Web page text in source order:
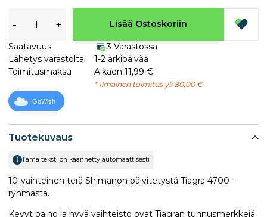
Tuotekuvaus
Tämä teksti on käännetty automaattisesti
10-vaihteinen terä Shimanon päivitetystä Tiagra 4700 -
ryhmästä.
Kevyt paino ja hyvä vaihteisto ovat Tiagran tunnusmerkkejä.
- + Lisää Ostoskoriin
Saatavuus
3 Varastossa
Lähetys varastolta
1-2 arkipäivää
Toimitusmaksu
Alkaen 11,99 €
* Ilmainen toimitus yli 80,00 €
GoWish